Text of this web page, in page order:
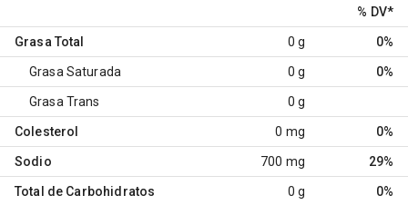
% DV*
Grasa Total 0 g 0%
Grasa Saturada 0 g 0%
Grasa Trans 0 g
Colesterol 0 mg 0%
Sodio 700 mg 29%
Total de Carbohidratos 0 g 0%